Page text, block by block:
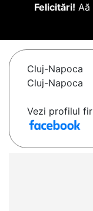
Felicitări! Aă
Cluj-Napoca
Cluj-Napoca
Vezi profilul